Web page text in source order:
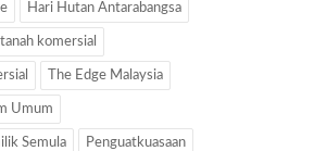
Hari Hutan Antarabangsa
tanah komersial
The Edge Malaysia
Umum
Semula Penguatkuasaan